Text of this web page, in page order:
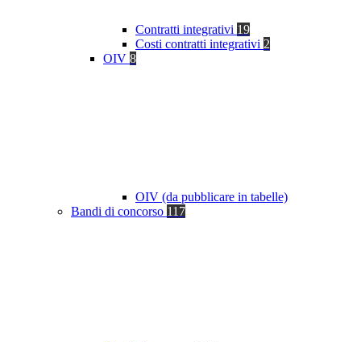
Contratti integrativi 19
Costi contratti integrativi 2
OIV 8
OIV (da pubblicare in tabelle)
Bandi di concorso 117